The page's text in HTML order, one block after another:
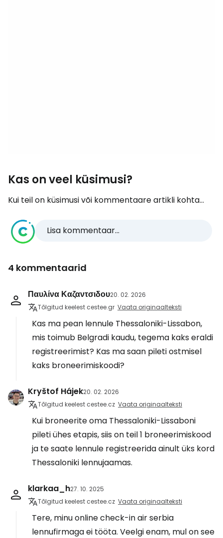
Kas on veel küsimusi?
Kui teil on küsimusi või kommentaare artikli kohta...
Lisa kommentaar...
4 kommentaarid
Παυλίνα Καζαντσιδου20. 02. 2026
Tõlgitud keelest cestee.gr Vaata originaalteksti
Kas ma pean lennule Thessaloniki-Lissabon,
mis toimub Belgradi kaudu, tegema kaks eraldi
registreerimist? Kas ma saan pileti ostmisel
kaks broneerimiskoodi?
Kryštof Hájek20. 02. 2026
Tõlgitud keelest cestee.cz Vaata originaalteksti
Kui broneerite oma Thessaloniki-Lissaboni
pileti ühes etapis, siis on teil 1 broneerimiskood
ja te saate lennule registreerida ainult üks kord
Thessaloniki lennujaamas.
klarkaa_h27. 10. 2025
Tõlgitud keelest cestee.cz Vaata originaalteksti
Tere, minu online check-in air serbia
lennufirmaga ei tööta. Veelgi enam, mul on see